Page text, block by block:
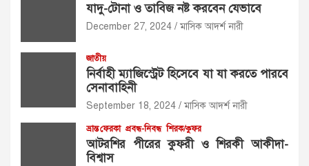
যাদু-টোনা ও তাবিজ নষ্ট করবেন যেভাবে
December 27, 2024 মাসিক আদর্শ নারী
জাতীয়
নির্বাহী ম্যাজিস্ট্রেট হিসেবে যা যা করতে পারবে
সেনাবাহিনী
September 18, 2024 মাসিক আদর্শ নারী
ভ্রান্ত ফেরকা প্রবন্ধ-নিবন্ধ শিরক/কুফর
আটরশির পীরের কুফরী ও শিরকী আকীদা-
বিশ্বাস